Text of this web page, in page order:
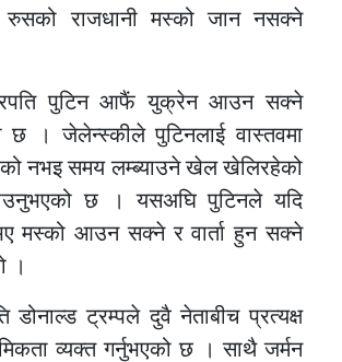
राजधानी मस्को जान नसक्ने
पुटिन आफैं युक्रेन आउन सक्ने
छ । जेलेन्स्कीले पुटिनलाई वास्तवमा
नभइ समय लम्ब्याउने खेल खेलिरहेको
छ । यसअघि पुटिनले यदि
मस्को आउन सक्ने र वार्ता हुन सक्ने
।
डोनाल्ड ट्रम्पले दुवै नेताबीच प्रत्यक्ष
व्यक्त गर्नुभएको छ । साथै जर्मन